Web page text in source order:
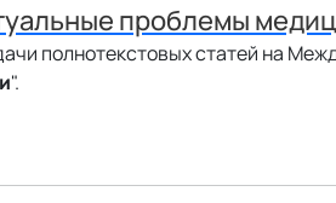
проблемы
полнотекстовых статей на
".